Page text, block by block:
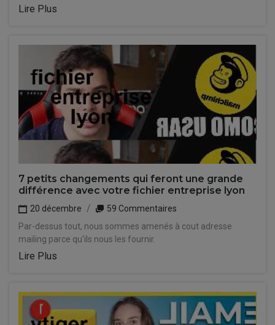
Lire Plus
7 petits changements qui feront une grande
différence avec votre fichier entreprise lyon
20 décembre
59 Commentaires
Par-dessus tout, nous sommes amenés à cout adresse
mailing parce qu'ils nous les fournir.
Lire Plus